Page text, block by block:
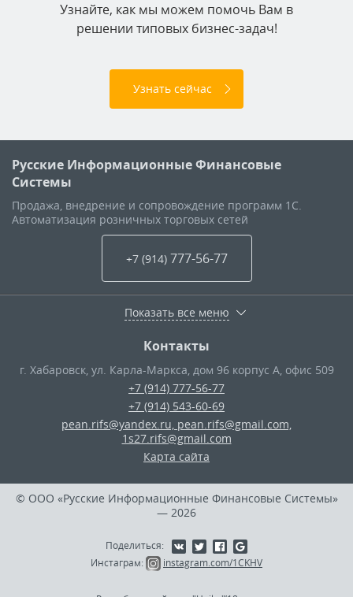
Узнайте, как мы можем помочь Вам в
решении типовых бизнес-задач!
Узнать сейчас
Русские Информационные Финансовые
Системы
Продажа, внедрение и сопровождение программ 1С.
Автоматизация розничных торговых сетей
+7 (914) 777-56-77
Показать все меню
Контакты
г. Хабаровск, ул. Карла-Маркса, дом 96 корпус А, офис 509
+7 (914) 777-56-77
+7 (914) 543-60-69
pean.rifs@yandex.ru, pean.rifs@gmail.com,
1s27.rifs@gmail.com
Карта сайта
© ООО «Русские Информационные Финансовые Системы»
— 2026
Поделиться:
Инстаграм:
instagram.com/1CKHV